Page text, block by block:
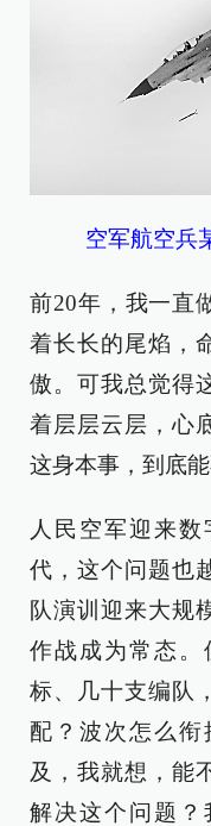
空军航空兵
前20年，我一直
着长长的尾焰，
傲。可我总觉得
着层层云层，心
这身本事，到底
人民空军迎来
代，这个问题也
队演训迎来大规
作战成为常态。
标、几十支编队
配？波次怎么
及，我就想，能
解决这个问题